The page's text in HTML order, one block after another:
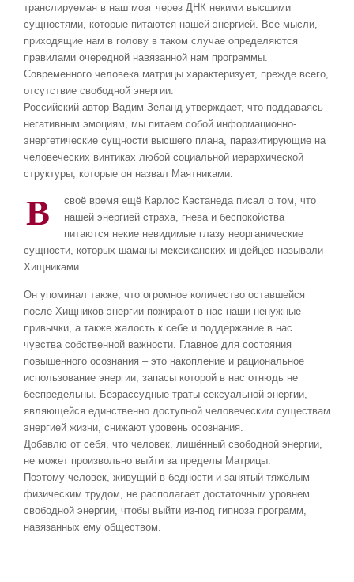
транслируемая в наш мозг через ДНК некими высшими
сущностями, которые питаются нашей энергией. Все мысли,
приходящие нам в голову в таком случае определяются
правилами очередной навязанной нам программы.
Современного человека матрицы характеризует, прежде всего,
отсутствие свободной энергии.
Российский автор Вадим Зеланд утверждает, что поддаваясь
негативным эмоциям, мы питаем собой информационно-
энергетические сущности высшего плана, паразитирующие на
человеческих винтиках любой социальной иерархической
структуры, которые он назвал Маятниками.
В
своё время ещё Карлос Кастанеда писал о том, что
нашей энергией страха, гнева и беспокойства
питаются некие невидимые глазу неорганические
сущности, которых шаманы мексиканских индейцев называли
Хищниками.
Он упоминал также, что огромное количество оставшейся
после Хищников энергии пожирают в нас наши ненужные
привычки, а также жалость к себе и поддержание в нас
чувства собственной важности. Главное для состояния
повышенного осознания – это накопление и рациональное
использование энергии, запасы которой в нас отнюдь не
беспредельны. Безрассудные траты сексуальной энергии,
являющейся единственно доступной человеческим существам
энергией жизни, снижают уровень осознания.
Добавлю от себя, что человек, лишённый свободной энергии,
не может произвольно выйти за пределы Матрицы.
Поэтому человек, живущий в бедности и занятый тяжёлым
физическим трудом, не располагает достаточным уровнем
свободной энергии, чтобы выйти из-под гипноза программ,
навязанных ему обществом.